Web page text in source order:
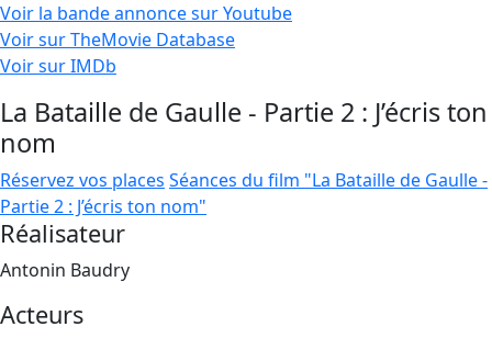
Voir la bande annonce sur Youtube
Voir sur TheMovie Database
Voir sur IMDb
La Bataille de Gaulle - Partie 2 : J’écris ton
nom
Réservez vos places Séances du film "La Bataille de Gaulle -
Partie 2 : J’écris ton nom"
Réalisateur
Antonin Baudry
Acteurs